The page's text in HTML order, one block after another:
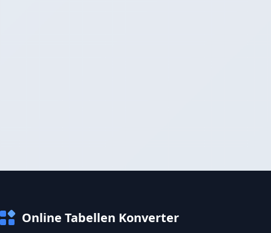
Online Tabellen Konverter